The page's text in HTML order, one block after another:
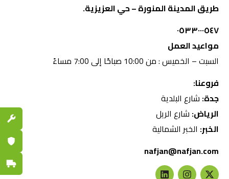
طريق المدينة المنورة – حي العزيزية.
٠٥٣٣٠٠٠٥٤٧
مواعيد العمل
السبت – الخميس : من 10:00 صباحًا إلى 7:00 مساءً
فروعنا:
جدة: شارع البلدية
الرياض: شارع الريل
الخبر: الخبر الشمالية
nafjan@nafjan.com
قطع
ضمان